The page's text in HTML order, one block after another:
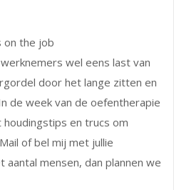
on the job
wel eens last van
door het lange zitten en
de week van de oefentherapie
en trucs om
of bel mij met jullie
mensen, dan plannen we